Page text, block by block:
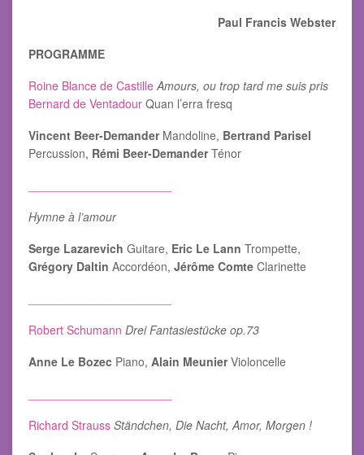
Paul Francis Webster
PROGRAMME
Roine Blance de Castille Amours, ou trop tard me suis pris
Bernard de Ventadour Quan l’erra fresq
Vincent Beer-DemanderMandoline, Bertrand Parisel
Percussion, Rémi Beer-DemanderTénor
Hymne à l’amour
Serge Lazarevich Guitare, Eric Le Lann Trompette,
Grégory Daltin Accordéon, Jérôme Comte Clarinette
Robert Schumann Drei Fantasiestücke op.73
Anne Le Bozec Piano, Alain MeunierVioloncelle
Richard Strauss Ständchen, Die Nacht, Amor, Morgen !